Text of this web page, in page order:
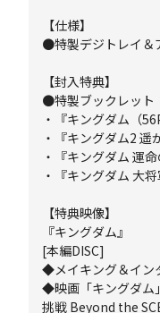
【仕様】
●特製デジトレイ＆
【封入特典】
●特製ブックレット
・『キングダム（
・『キングダム2 遥
・『キングダム 運
・『キングダム 大
【特典映像】
『キングダム』
[本編DISC]
◆メイキング＆イン
◆映画「キングダム
挑戦 Beyond the